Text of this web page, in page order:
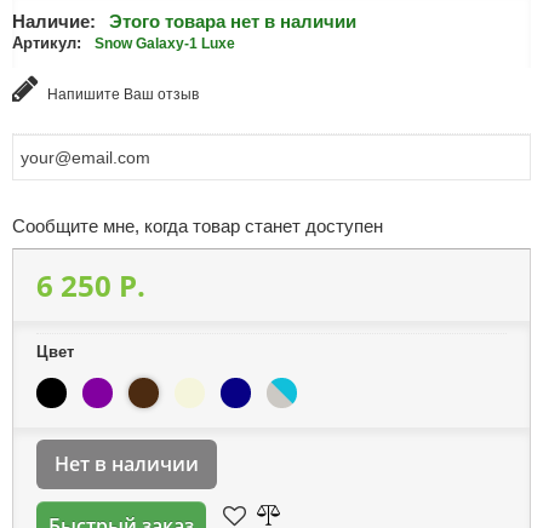
Наличие: Этого товара нет в наличии
Артикул: Snow Galaxy-1 Luxe
Напишите Ваш отзыв
Сообщите мне, когда товар станет доступен
6 250 P.
Цвет
Нет в наличии